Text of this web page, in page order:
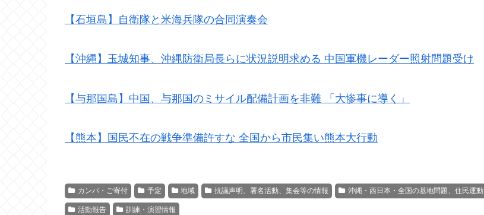
【石垣島】自衛隊と米海兵隊の合同演奏会
【沖縄】玉城知事、沖縄防衛局長らに状況説明求める 中国軍機レーダー照射問題受け
【与那国島】中国、与那国のミサイル配備計画を非難 「大惨事に導く」
【熊本】国民不在の戦争準備許すな 全国から市民集い熊本大行動
カンパ・ご寄付 予定 地域 抗議声明、署名活動、集会等の情報 沖縄・西日本・全国の基地問題、住民運動
活動報告 訓練・演習情報